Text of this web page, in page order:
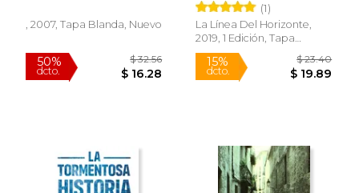
, 2007, Tapa Blanda, Nuevo
(1)
La Línea Del Horizonte,
2019, 1 Edición, Tapa
Blanda, Nuevo